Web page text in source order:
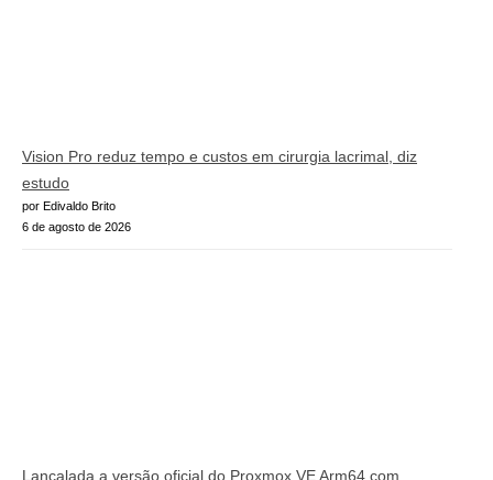
Vision Pro reduz tempo e custos em cirurgia lacrimal, diz
estudo
por Edivaldo Brito
6 de agosto de 2026
Lançalada a versão oficial do Proxmox VE Arm64 com